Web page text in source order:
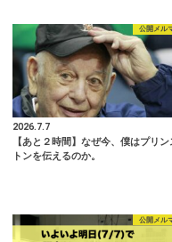
公開メル
2026.7.7
【あと２時間】なぜ今、僕はプリン
トンを伝えるのか。
公開メル